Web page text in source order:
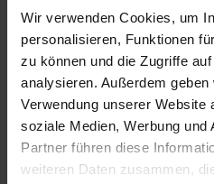
Wir verwenden Cookies, um
personalisieren, Funktionen
zu können und die Zugriffe
analysieren. Außerdem
Verwendung unserer Website
soziale Medien, Werbung und
Partner führen diese
weiteren Daten zusammen,
KONTAKT
Eschenauer & Partner
Immobilienmakler
Immobilien Heidelberg
Akademiestraße 1, 69117